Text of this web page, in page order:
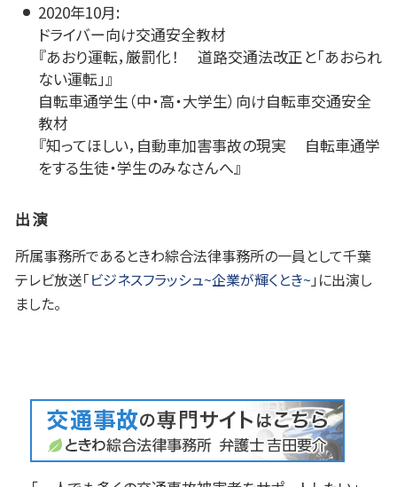
2020年10月:
ドライバー向け交通安全教材
『あおり運転，厳罰化！ 道路交通法改正と「あおられ
ない運転」』
自転車通学生（中・高・大学生）向け自転車交通安全
教材
『知ってほしい，自動車加害事故の現実 自転車通学
をする生徒・学生のみなさんへ』
出演
所属事務所であるときわ綜合法律事務所の一員として千葉
テレビ放送「ビジネスフラッシュ~企業が輝くとき~ 」に出演し
ました。